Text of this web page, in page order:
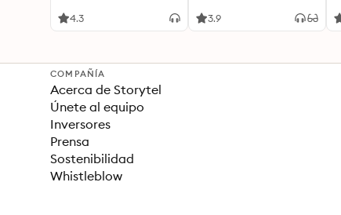
una Vida Mejor
4.3 3.9
COMPAÑÍA
Acerca de Storytel
Únete al equipo
Inversores
Prensa
Sostenibilidad
Whistleblow